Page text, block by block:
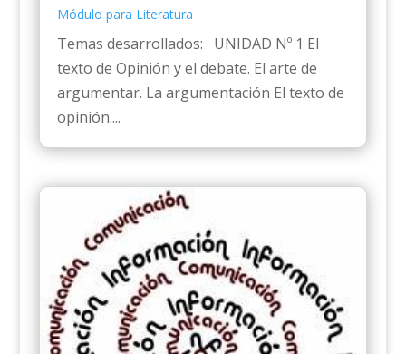
Módulo para Literatura
Temas desarrollados: UNIDAD Nº 1 El
texto de Opinión y el debate. El arte de
argumentar. La argumentación El texto de
opinión....